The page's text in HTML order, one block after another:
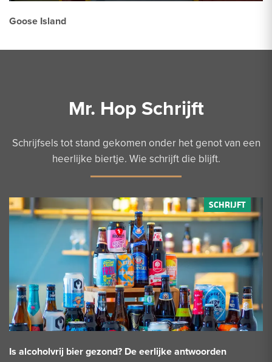
Goose Island
Mr. Hop Schrijft
Schrijfsels tot stand gekomen onder het genot van een
heerlijke biertje. Wie schrijft die blijft.
Is alcoholvrij bier gezond? De eerlijke antwoorden